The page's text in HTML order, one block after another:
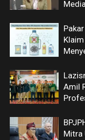
Amil
Mitra